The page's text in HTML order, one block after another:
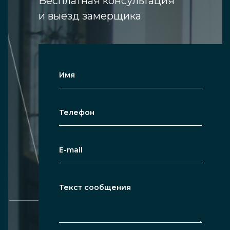
складываются вдвое. В качестве основного
материала обычно служит закалённое стекло
толщиной от 10 до 12 мм, а направляющие
чаще всего изготавливаются из
алюминиевого профиля и имеют
полимерные ролики.
Преимущества
возможность минимизировать
занимаемое перегородкой
пространство даже в сравнении с
и выезд замерщика